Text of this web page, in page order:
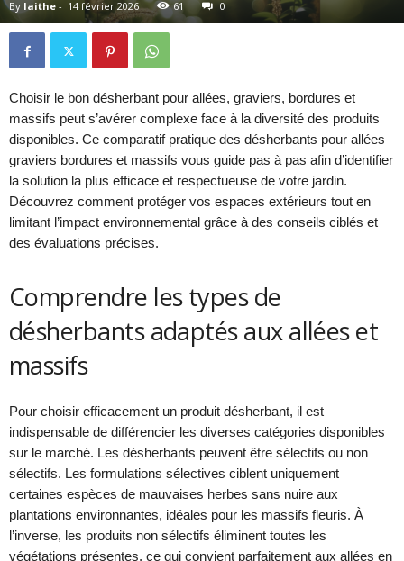
By laithe - 14 février 2026 61 0
Choisir le bon désherbant pour allées, graviers, bordures et
massifs peut s’avérer complexe face à la diversité des produits
disponibles. Ce comparatif pratique des désherbants pour allées
graviers bordures et massifs vous guide pas à pas afin d’identifier
la solution la plus efficace et respectueuse de votre jardin.
Découvrez comment protéger vos espaces extérieurs tout en
limitant l’impact environnemental grâce à des conseils ciblés et
des évaluations précises.
Comprendre les types de
désherbants adaptés aux allées et
massifs
Pour choisir efficacement un produit désherbant, il est
indispensable de différencier les diverses catégories disponibles
sur le marché. Les désherbants peuvent être sélectifs ou non
sélectifs. Les formulations sélectives ciblent uniquement
certaines espèces de mauvaises herbes sans nuire aux
plantations environnantes, idéales pour les massifs fleuris. À
l’inverse, les produits non sélectifs éliminent toutes les
végétations présentes, ce qui convient parfaitement aux allées en